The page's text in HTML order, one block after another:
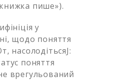
пише»).
у
щодо поняття
насолодітьсяJ:
поняття
врегульований